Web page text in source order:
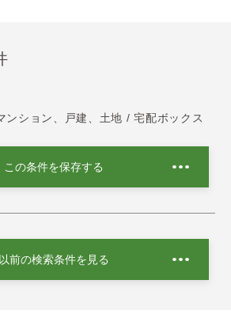
ンション、戸建、土地 / 宅配ボックス
この条件を保存する
以前の検索条件を見る